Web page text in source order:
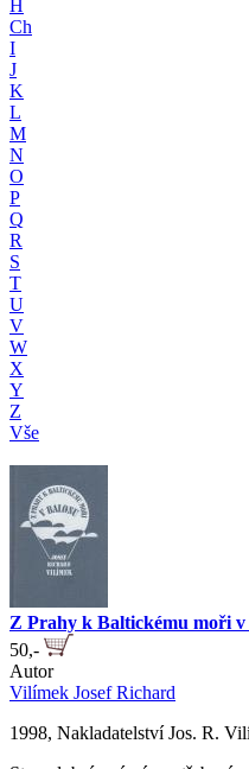
H
Ch
I
J
K
L
M
N
O
P
Q
R
S
T
U
V
W
X
Y
Z
Vše
Z Prahy k Baltickému moři v
50,-
Autor
Vilímek Josef Richard
1998, Nakladatelství Jos. R.